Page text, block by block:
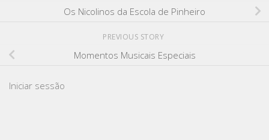
Os Nicolinos da Escola de Pinheiro
PREVIOUS STORY
Momentos Musicais Especiais
Iniciar sessão